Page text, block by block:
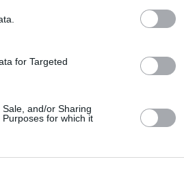
for Targeted
and/or Sharing
for which it